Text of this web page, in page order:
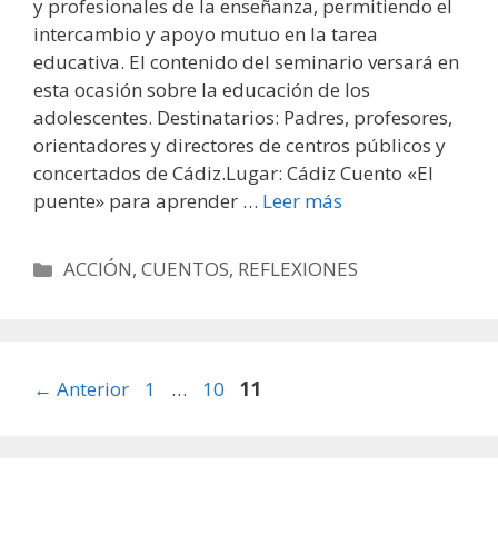
y profesionales de la enseñanza, permitiendo el
intercambio y apoyo mutuo en la tarea
educativa. El contenido del seminario versará en
esta ocasión sobre la educación de los
adolescentes. Destinatarios: Padres, profesores,
orientadores y directores de centros públicos y
concertados de Cádiz.Lugar: Cádiz Cuento «El
puente» para aprender … Leer más
Categorías
ACCIÓN,CUENTOS, REFLEXIONES
← Anterior Página
1 … Página
10 Página
11